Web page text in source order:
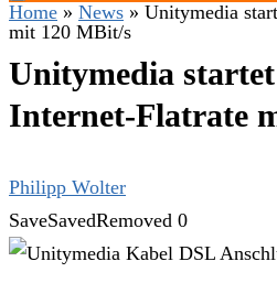
Home » News » Unitymedia
mit 120 MBit/s
Unitymedia
Internet-Flatrate
Philipp Wolter
SaveSavedRemoved 0